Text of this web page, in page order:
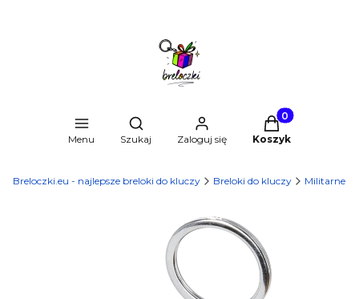
Menu
Otwórz wyszukiwarkę
Szukaj Zaloguj się
Produkty w
Koszyk
Breloczki.eu - najlepsze breloki do kluczy Breloki do kluczy Militarne